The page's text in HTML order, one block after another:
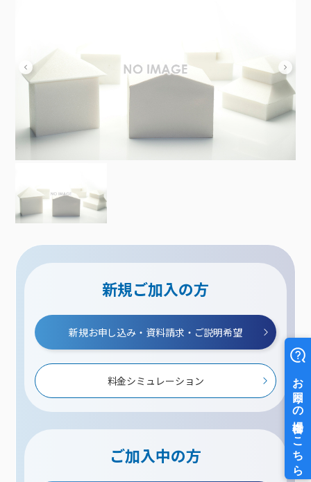
新規ご加入の方
新規お申し込み・資料請求・ご説明希望
料金シミュレーション
ご加入中の方